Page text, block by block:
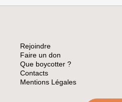
Rejoindre
Faire un don
Que boycotter ?
Contacts
Mentions Légales